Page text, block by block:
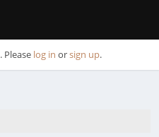
. Please log in orsign up.